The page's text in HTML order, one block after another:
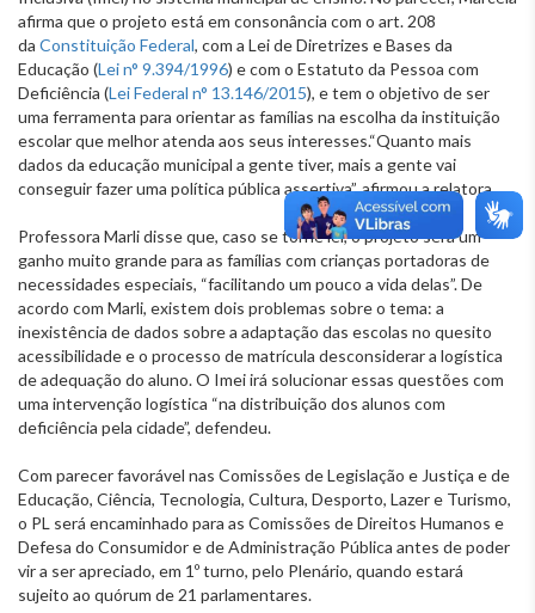
afirma que o projeto está em consonância com o art. 208
da Constituição Federal, com a Lei de Diretrizes e Bases da
Educação (Lei n° 9.394/1996) e com o Estatuto da Pessoa com
Deficiência (Lei Federal n° 13.146/2015), e tem o objetivo de ser
uma ferramenta para orientar as famílias na escolha da instituição
escolar que melhor atenda aos seus interesses.“Quanto mais
dados da educação municipal a gente tiver, mais a gente vai
conseguir fazer uma política pública assertiva”, afirmou a relatora.
Professora Marli disse que, caso se torne lei, o projeto será um
ganho muito grande para as famílias com crianças portadoras de
necessidades especiais, “facilitando um pouco a vida delas”. De
acordo com Marli, existem dois problemas sobre o tema: a
inexistência de dados sobre a adaptação das escolas no quesito
acessibilidade e o processo de matrícula desconsiderar a logística
de adequação do aluno. O Imei irá solucionar essas questões com
uma intervenção logística “na distribuição dos alunos com
deficiência pela cidade”, defendeu.
Com parecer favorável nas Comissões de Legislação e Justiça e de
Educação, Ciência, Tecnologia, Cultura, Desporto, Lazer e Turismo,
o PL será encaminhado para as Comissões de Direitos Humanos e
Defesa do Consumidor e de Administração Pública antes de poder
vir a ser apreciado, em 1º turno, pelo Plenário, quando estará
sujeito ao quórum de 21 parlamentares.